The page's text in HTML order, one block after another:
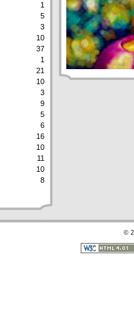
1
5
3
10
37
1
21
10
3
9
5
6
16
10
11
10
8
©